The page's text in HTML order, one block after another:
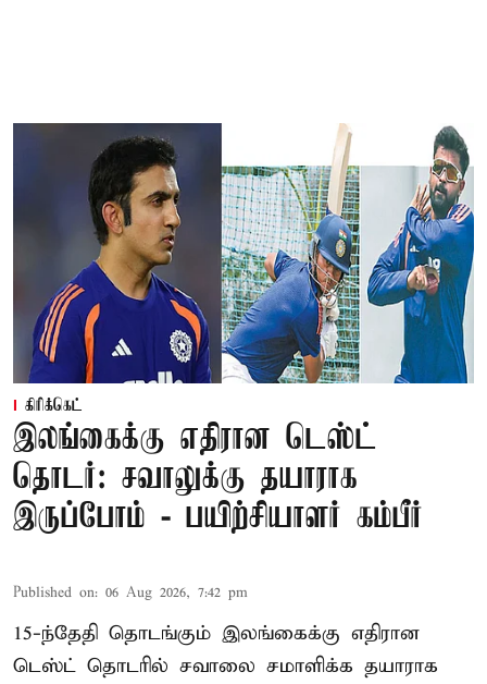
கிரிக்கெட்
இலங்கைக்கு எதிரான டெஸ்ட்
தொடர்: சவாலுக்கு தயாராக
இருப்போம் - பயிற்சியாளர் கம்பீர்
Published on: 06 Aug 2026, 7:42 pm
15-ந்தேதி தொடங்கும் இலங்கைக்கு எதிரான
டெஸ்ட் தொடரில் சவாலை சமாளிக்க தயாராக